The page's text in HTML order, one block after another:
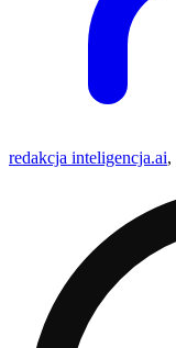
redakcja inteligencja.ai,